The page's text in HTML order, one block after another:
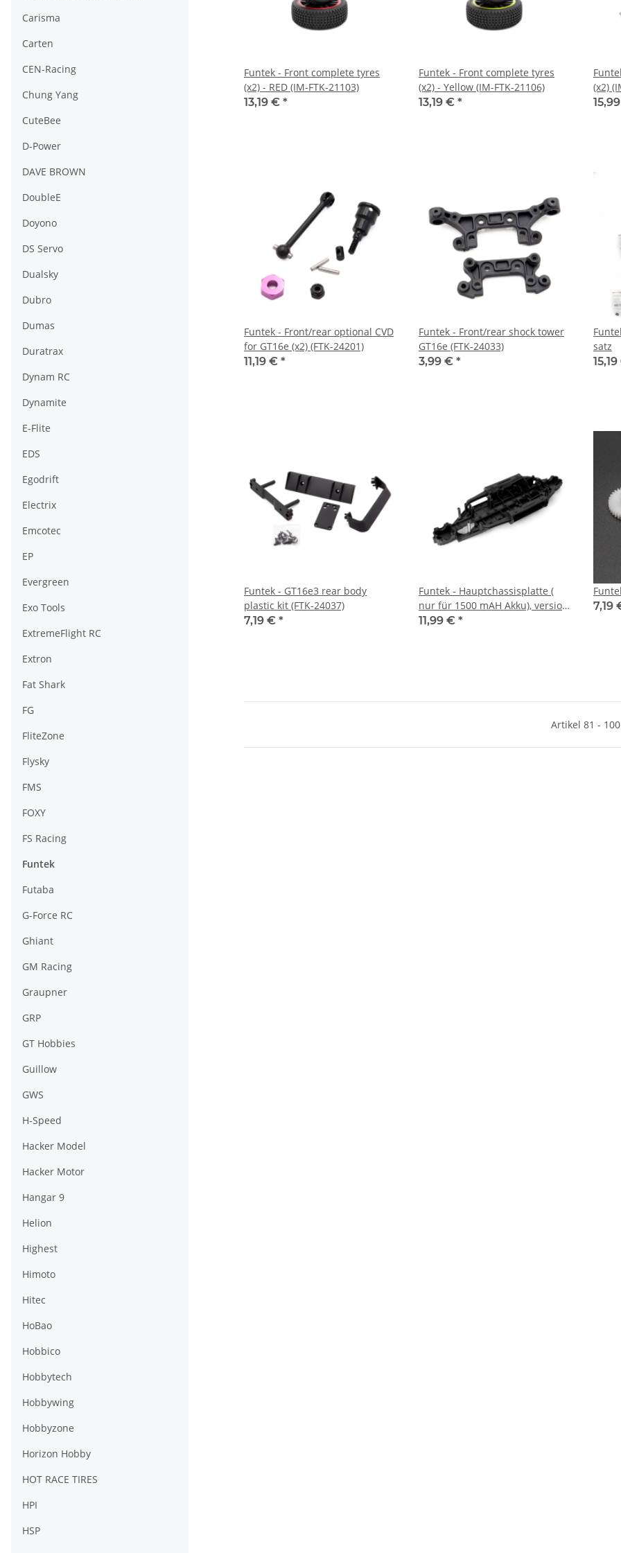
Funtek - Front complete tyres
(x2) - RED (IM-FTK-21103)
13,19 € *
Funtek - Front complete tyres
(x2) - Yellow (IM-FTK-21106)
13,19 € *
(x2)
Funtek - Front/rear optional CVD
for GT16e (x2) (FTK-24201)
11,19 € *
Funtek - Front/rear shock tower
GT16e (FTK-24033)
3,99 € *
satz
Funtek - GT16e3 rear body
plastic kit (FTK-24037)
7,19 € *
Funtek - Hauptchassisplatte (
nur für 1500 mAH Akku), version
2020
11,99 € *
7,19
Artikel 81 -
Carisma
Carten
CEN-Racing
Chung Yang
CuteBee
D-Power
DAVE BROWN
DoubleE
Doyono
DS Servo
Dualsky
Dubro
Dumas
Duratrax
Dynam RC
Dynamite
E-Flite
EDS
Egodrift
Electrix
Emcotec
EP
Evergreen
Exo Tools
ExtremeFlight RC
Extron
Fat Shark
FG
FliteZone
Flysky
FMS
FOXY
FS Racing
Funtek
Futaba
G-Force RC
Ghiant
GM Racing
Graupner
GRP
GT Hobbies
Guillow
GWS
H-Speed
Hacker Model
Hacker Motor
Hangar 9
Helion
Highest
Himoto
Hitec
HoBao
Hobbico
Hobbytech
Hobbywing
Hobbyzone
Horizon Hobby
HOT RACE TIRES
HPI
HSP